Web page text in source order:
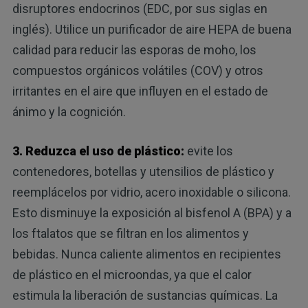
disruptores endocrinos (EDC, por sus siglas en
inglés). Utilice un purificador de aire HEPA de buena
calidad para reducir las esporas de moho, los
compuestos orgánicos volátiles (COV) y otros
irritantes en el aire que influyen en el estado de
ánimo y la cognición.
3. Reduzca el uso de plástico: evite los
contenedores, botellas y utensilios de plástico y
reemplácelos por vidrio, acero inoxidable o silicona.
Esto disminuye la exposición al bisfenol A (BPA) y a
los ftalatos que se filtran en los alimentos y
bebidas. Nunca caliente alimentos en recipientes
de plástico en el microondas, ya que el calor
estimula la liberación de sustancias químicas. La